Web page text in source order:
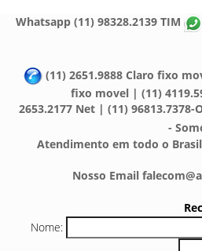
Whatsapp (11) 98328.2139 TIM
(11) 2651.9888 Claro fixo
fixo movel | (11)
2653.2177 Net | (11) 96813.7378-
-
Atendimento em todo o
Nosso Email
Nome: